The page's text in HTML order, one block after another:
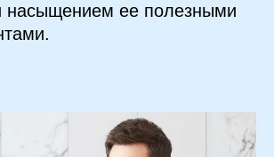
насыщением ее полезными